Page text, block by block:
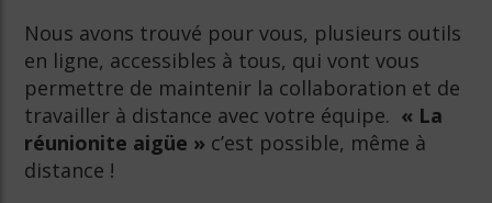
Nous avons trouvé pour vous, plusieurs outils
en ligne, accessibles à tous, qui vont vous
permettre de maintenir la collaboration et de
travailler à distance avec votre équipe. « La
réunionite aigüe » c’est possible, même à
distance !